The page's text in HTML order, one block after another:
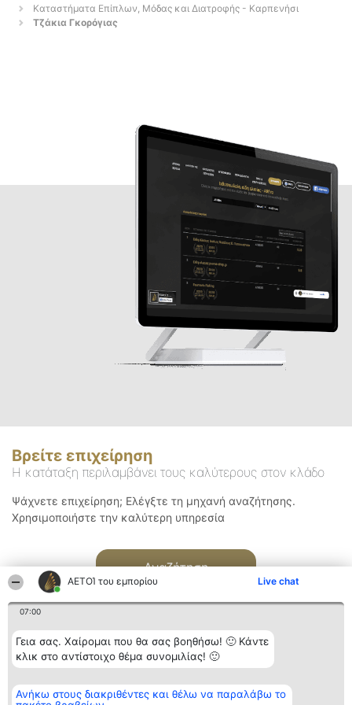
ΑΕΤΟΊ του εμπορίου Live chat
07:00
Γεια σας. Χαίρομαι που θα σας βοηθήσω! 🙂 Κάντε
κλικ στο αντίστοιχο θέμα συνομιλίας! 🙂
Ανήκω στους διακριθέντες και θέλω να παραλάβω το
Καταστήματα Επίπλων, Μόδας και Διατροφής - Καρπενήσι
Τζάκια Γκορόγιας
Βρείτε επιχείρηση
Η κατάταξη περιλαμβάνει τους καλύτερους στον κλάδο
Ψάχνετε επιχείρηση; Ελέγξτε τη μηχανή αναζήτησης.
Χρησιμοποιήστε την καλύτερη υπηρεσία
Αναζήτηση
Διοργανωτής της
κατάταξης
Κατάταξη
Διακριθέντες
Επικοινωνία
Επικοινωνία